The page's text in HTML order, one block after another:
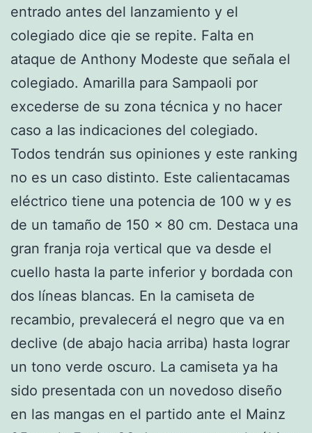
entrado antes del lanzamiento y el
colegiado dice qie se repite. Falta en
ataque de Anthony Modeste que señala el
colegiado. Amarilla para Sampaoli por
excederse de su zona técnica y no hacer
caso a las indicaciones del colegiado.
Todos tendrán sus opiniones y este ranking
no es un caso distinto. Este calientacamas
eléctrico tiene una potencia de 100 w y es
de un tamaño de 150 x 80 cm. Destaca una
gran franja roja vertical que va desde el
cuello hasta la parte inferior y bordada con
dos líneas blancas. En la camiseta de
recambio, prevalecerá el negro que va en
declive (de abajo hacia arriba) hasta lograr
un tono verde oscuro. La camiseta ya ha
sido presentada con un novedoso diseño
en las mangas en el partido ante el Mainz